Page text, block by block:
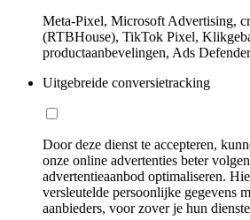
Meta-Pixel, Microsoft Advertising,
(RTBHouse), TikTok Pixel,
productaanbevelingen, Ads Defender
Uitgebreide conversietracking
Door deze dienst te accepteren,
onze online advertenties beter
advertentieaanbod optimaliseren.
versleutelde persoonlijke gegevens
aanbieders, voor zover je hun